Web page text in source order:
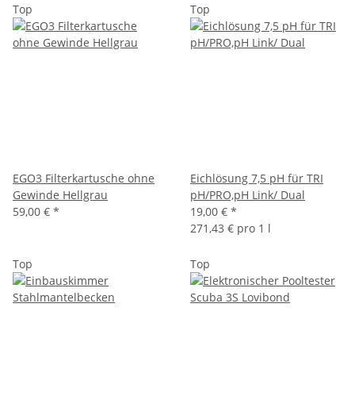
Top
EGO3 Filterkartusche ohne
Gewinde Hellgrau
59,00 € *
Top
Eichlösung 7,5 pH für TRI
pH/PRO,pH Link/ Dual
19,00 € *
271,43 € pro 1 l
Top Top